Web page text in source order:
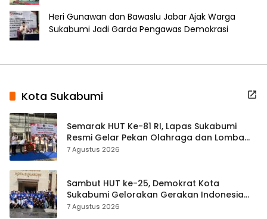
Heri Gunawan dan Bawaslu Jabar Ajak Warga
Sukabumi Jadi Garda Pengawas Demokrasi
Kota Sukabumi
Semarak HUT Ke-81 RI, Lapas Sukabumi
Resmi Gelar Pekan Olahraga dan Lomba
Tradisional
7 Agustus 2026
Sambut HUT ke-25, Demokrat Kota
Sukabumi Gelorakan Gerakan Indonesia
ASRI Lewat Aksi Bersih Masjid Agung
7 Agustus 2026